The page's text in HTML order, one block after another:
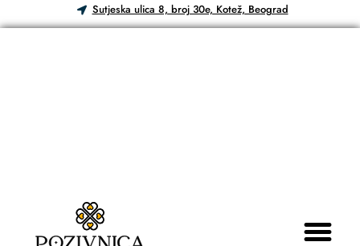
Sutjeska ulica 8, broj 30e, Kotež, Beograd